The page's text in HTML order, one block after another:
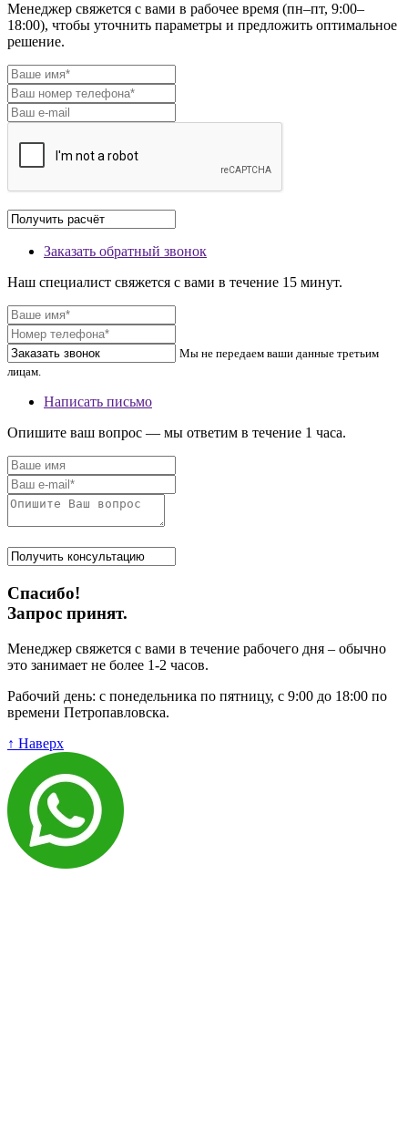
Менеджер свяжется с вами в рабочее время (пн–пт, 9:00–
18:00), чтобы уточнить параметры и предложить оптимальное
решение.
Заказать обратный звонок
Наш специалист свяжется с вами в течение 15 минут.
Мы не передаем ваши данные третьим
лицам.
Написать письмо
Опишите ваш вопрос — мы ответим в течение 1 часа.
Спасибо!
Запрос принят.
Менеджер свяжется с вами в течение рабочего дня – обычно
это занимает не более 1-2 часов.
Рабочий день: с понедельника по пятницу, с 9:00 до 18:00 по
времени Петропавловска.
↑ Наверх